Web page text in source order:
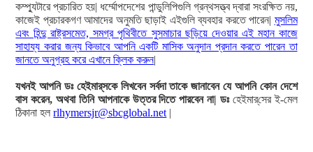
কম্প্যুটারে প্রচারিত হয়| ধর্ম্মোপদেশের পান্ডুলিপিগুলি গ্রন্থসত্ত্ব দ্বারা সংরক্ষিত নয়,
কাজেই প্রচারকগণ আমাদের অনুমতি ছাড়াই এইগুলি ব্যবহার করতে পারেন| মুসলিম
এবং হিন্দু রাষ্ট্রসমেত, সমগ্র পৃথিবীতে সুসমাচার ছড়িয়ে দেওয়ার এই মহান কাজে
সাহায্য করার জন্য কিভাবে আপনি একটি মাসিক অনুদান প্রদান করতে পারেন তা
জানতে অনুগ্রহ করে এখানে ক্লিক করুন|
যখনই আপনি ডঃ হেইমার্‌সকে লিখবেন সর্বদা তাকে জানাবেন যে আপনি কোন দেশে
বাস করেন, অথবা তিনি আপনাকে উত্তর দিতে পারবেন না| ডঃহেইমার্‌সের ই-মেল
ঠিকানা হলrlhymersjr@sbcglobal.net |